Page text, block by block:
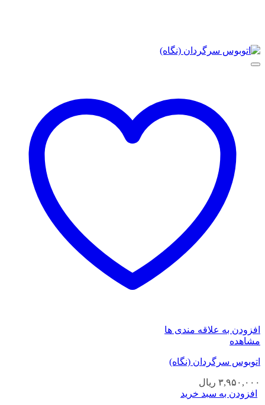
افزودن به علاقه مندی ها
مشاهده
اتوبوس سرگردان (نگاه)
۳,۹۵۰,۰۰۰ ریال
افزودن به سبد خرید